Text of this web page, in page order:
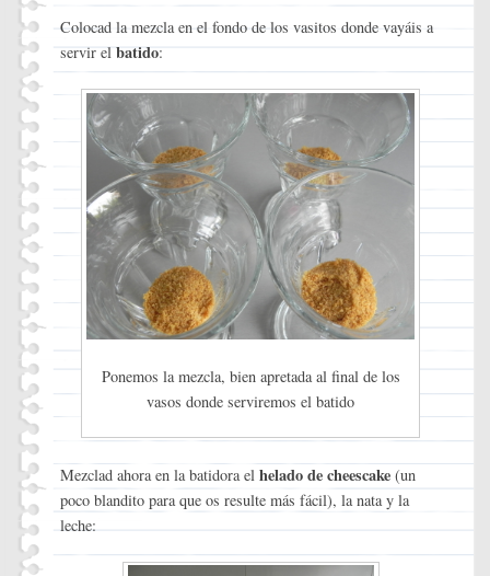
Colocad la mezcla en el fondo de los vasitos donde vayáis a
servir el batido:
Ponemos la mezcla, bien apretada al final de los
vasos donde serviremos el batido
Mezclad ahora en la batidora el helado de cheescake (un
poco blandito para que os resulte más fácil), la nata y la
leche: